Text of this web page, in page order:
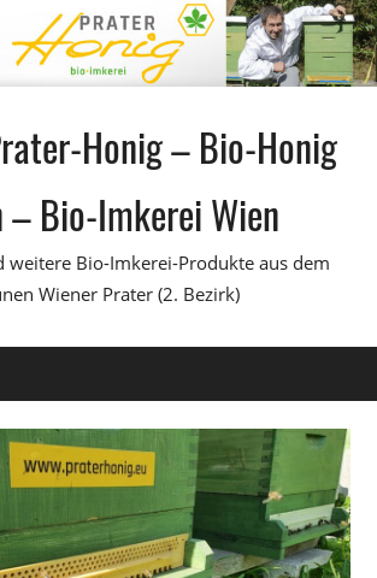
Honig – Bio-Honig
– Bio-Imkerei Wien
weitere Bio-Imkerei-Produkte aus dem
Wiener Prater (2. Bezirk)